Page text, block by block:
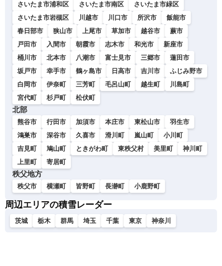
さいたま市浦和区
さいたま市南区
さいたま市緑区
さいたま市岩槻区
川越市 川口市 所沢市
飯能市
春日部市
狭山市 上尾市 草加市 越谷市
蕨市
戸田市
入間市 朝霞市 志木市 和光市
新座市
桶川市
北本市 八潮市 富士見市 三郷市
蓮田市
坂戸市
幸手市 鶴ヶ島市 日高市 吉川市
ふじみ野市
白岡市
伊奈町 三芳町 毛呂山町 越生町
川島町
宮代町
杉戸町 松伏町
北部
熊谷市 行田市 加須市 本庄市 東松山市
羽生市
鴻巣市
深谷市 久喜市 滑川町 嵐山町
小川町
吉見町
鳩山町 ときがわ町 東秩父村 美里町
神川町
上里町
寄居町
秩父地方
秩父市 横瀬町 皆野町 長瀞町 小鹿野町
周辺エリアの積雪レーダー
茨城 栃木 群馬 埼玉 千葉 東京 神奈川